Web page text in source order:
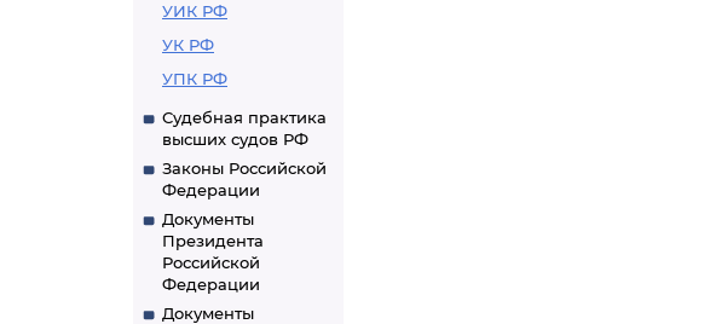
УИК РФ
УК РФ
УПК РФ
Судебная практика
высших судов РФ
Законы Российской
Федерации
Документы
Президента
Российской
Федерации
Документы